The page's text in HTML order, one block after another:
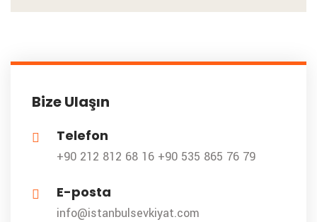
Bize Ulaşın
Telefon
+90 212 812 68 16 +90 535 865 76 79
E-posta
info@istanbulsevkiyat.com